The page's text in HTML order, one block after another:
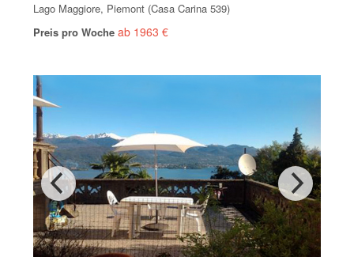
Lago Maggiore, Piemont (Casa Carina 539)
Preis pro Woche ab 1963 €